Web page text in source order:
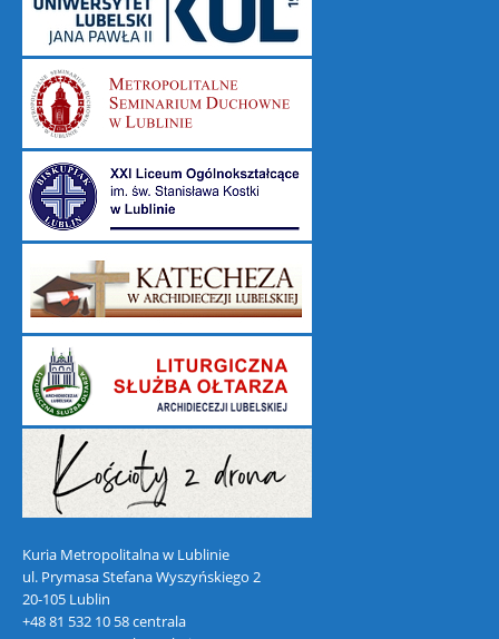
Kuria Metropolitalna w Lublinie
ul. Prymasa Stefana Wyszyńskiego 2
20-105 Lublin
+48 81 532 10 58 centrala